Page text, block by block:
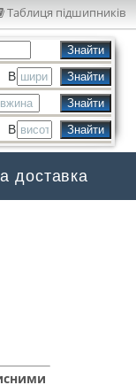
Таблиця підшипників
B
B
доставка